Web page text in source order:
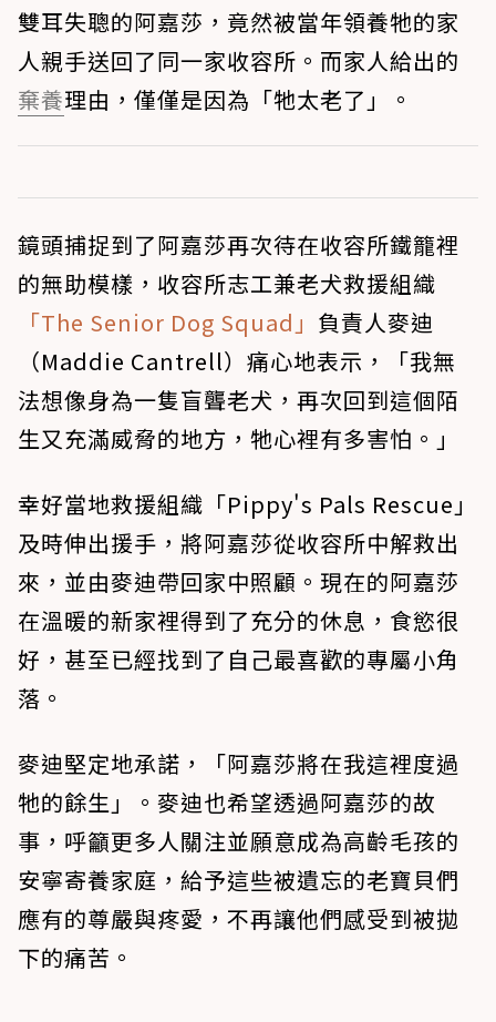
雙耳失聰的阿嘉莎，竟然被當年領養牠的家
人親手送回了同一家收容所。而家人給出的
棄養理由，僅僅是因為「牠太老了」。
鏡頭捕捉到了阿嘉莎再次待在收容所鐵籠裡
的無助模樣，收容所志工兼老犬救援組織
「The Senior Dog Squad」 負責人麥迪
（Maddie Cantrell）痛心地表示，「我無
法想像身為一隻盲聾老犬，再次回到這個陌
生又充滿威脅的地方，牠心裡有多害怕。」
幸好當地救援組織「Pippy's Pals Rescue」
及時伸出援手，將阿嘉莎從收容所中解救出
來，並由麥迪帶回家中照顧。現在的阿嘉莎
在溫暖的新家裡得到了充分的休息，食慾很
好，甚至已經找到了自己最喜歡的專屬小角
落。
麥迪堅定地承諾，「阿嘉莎將在我這裡度過
牠的餘生」。麥迪也希望透過阿嘉莎的故
事，呼籲更多人關注並願意成為高齡毛孩的
安寧寄養家庭，給予這些被遺忘的老寶貝們
應有的尊嚴與疼愛，不再讓他們感受到被拋
下的痛苦。